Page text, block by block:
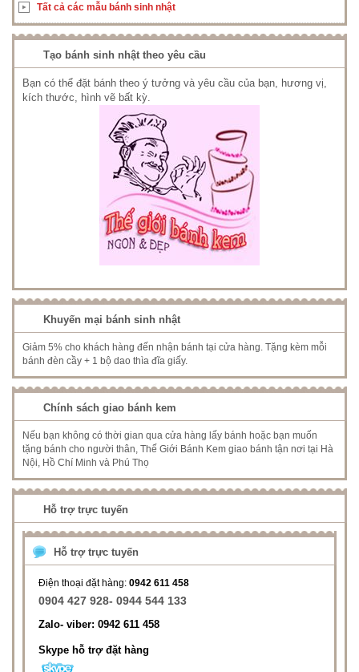
Tất cả các mẫu bánh sinh nhật
Tạo bánh sinh nhật theo yêu cầu
Bạn có thể đặt bánh theo ý tưởng và yêu cầu của bạn, hương vị,
kích thước, hình vẽ bất kỳ.
Khuyến mại bánh sinh nhật
Giảm 5% cho khách hàng đến nhận bánh tại cửa hàng. Tặng kèm mỗi
bánh đèn cầy + 1 bộ dao thìa đĩa giấy.
Chính sách giao bánh kem
Nếu bạn không có thời gian qua cửa hàng lấy bánh hoặc bạn muốn
tặng bánh cho người thân, Thế Giới Bánh Kem giao bánh tận nơi tại Hà
Nội, Hồ Chí Minh và Phú Thọ
Hỗ trợ trực tuyến
Hỗ trợ trực tuyến
Điện thoại đặt hàng: 0942 611 458
0904 427 928- 0944 544 133
Zalo- viber: 0942 611 458
Skype hỗ trợ đặt hàng